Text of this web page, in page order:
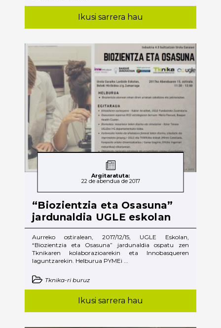
Ikusi sarrera hau
Argitaratuta:
22 de abendua de 2017
“Biozientzia eta Osasuna”
jardunaldia UGLE eskolan
Aurreko ostiralean, 2017/12/15, UGLE Eskolan,
“Biozientzia eta Osasuna” jardunaldia ospatu zen
Tknikaren kolaborazioarekin eta Innobasqueren
laguntzarekin. Helburua PYMEi ...
Tknika-ri buruz
Ikusi sarrera hau